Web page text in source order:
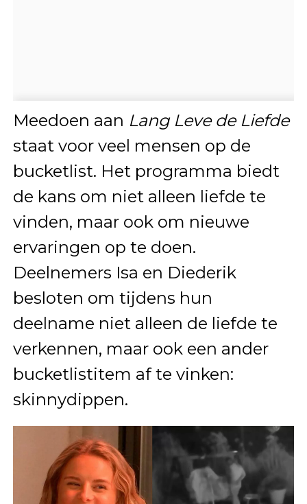
Meedoen aan Lang Leve de Liefde
staat voor veel mensen op de
bucketlist. Het programma biedt
de kans om niet alleen liefde te
vinden, maar ook om nieuwe
ervaringen op te doen.
Deelnemers Isa en Diederik
besloten om tijdens hun
deelname niet alleen de liefde te
verkennen, maar ook een ander
bucketlistitem af te vinken:
skinnydippen.